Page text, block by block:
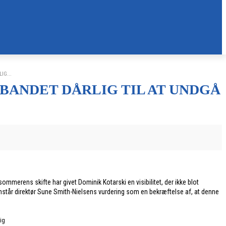
DÅRLIG TIL AT UNDGÅ
skifte har givet Dominik Kotarski en visibilitet, der ikke blot
direktør Sune Smith-Nielsens vurdering som en bekræftelse af, at denne